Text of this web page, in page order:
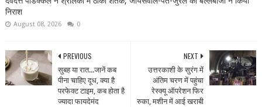
निराश
August 08, 2026 0
NEXT
उत्तरकाशी के सुरंग में
अंतिम चरण में पहुंचा
रेस्क्यू ऑपरेशन फिर
रुका, मशीन में आई खराबी
PREVIOUS
सुबह या रात...जानें कब
पीना चाहिए दूध, क्या है
परफेक्ट टाइम, कब होता है
ज्यादा फायदेमंद